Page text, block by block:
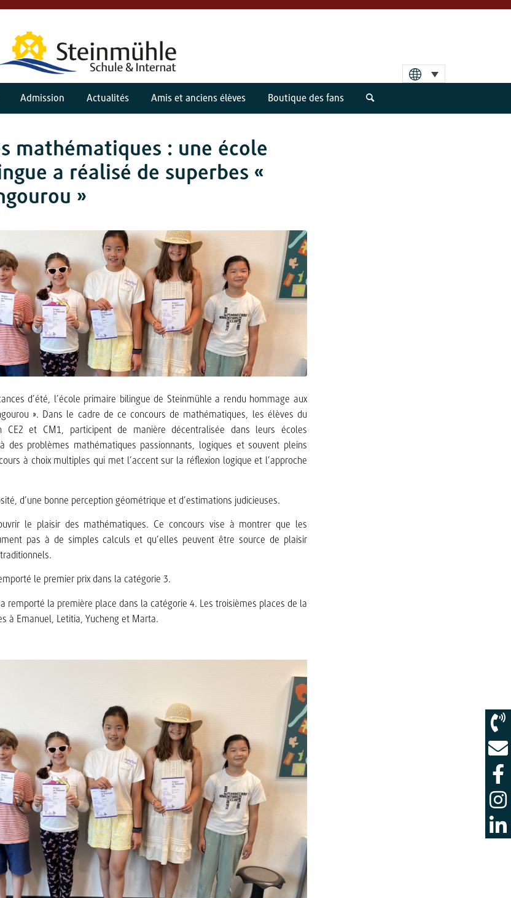
Admission Actualités Amis et anciens élèves Boutique des fans
mathématiques : une école
a réalisé de superbes «
»
d’été, l’école primaire bilingue de Steinmühle a rendu hommage aux
». Dans le cadre de ce concours de mathématiques, les élèves du
CE2 et CM1, participent de manière décentralisée dans leurs écoles
des problèmes mathématiques passionnants, logiques et souvent pleins
à choix multiples qui met l’accent sur la réflexion logique et l’approche
d’une bonne perception géométrique et d’estimations judicieuses.
le plaisir des mathématiques. Ce concours vise à montrer que les
pas à de simples calculs et qu’elles peuvent être source de plaisir
le premier prix dans la catégorie 3.
remporté la première place dans la catégorie 4. Les troisièmes places de la
à Emanuel, Letitia, Yucheng et Marta.